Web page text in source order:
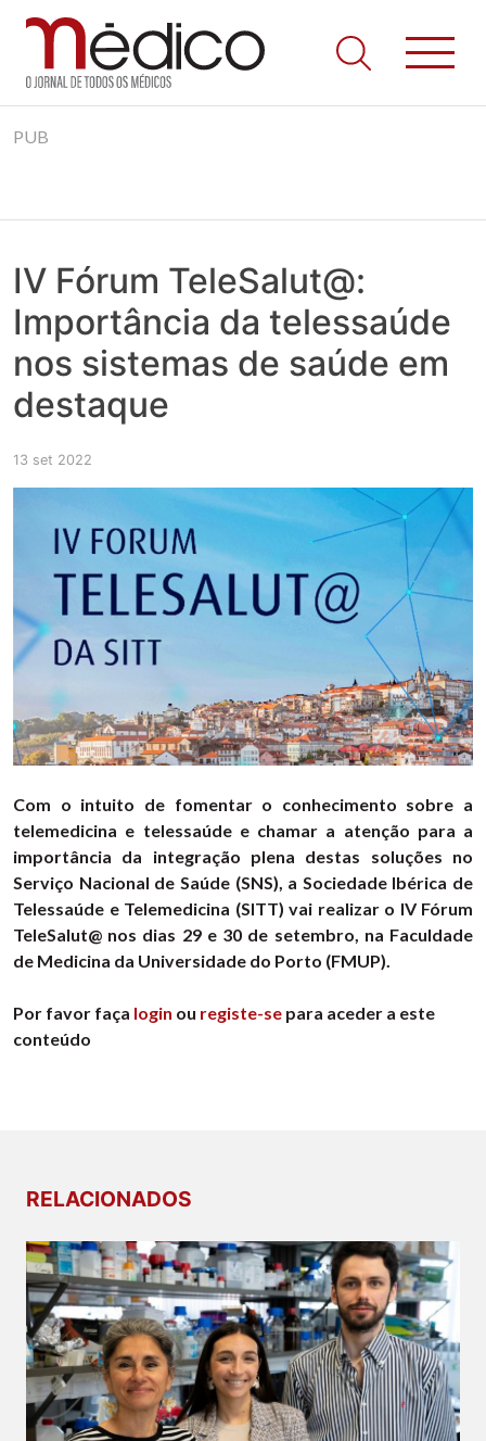
to
Jornal Médico
Médico – O Jornal de Todos os Médicos. Onde as notícias
realmente contam! Tudo o que se passa na Saúde!
PUB
IV Fórum TeleSalut@:
Importância da telessaúde
nos sistemas de saúde em
destaque
13 set 2022
Com o intuito de fomentar o conhecimento sobre a
telemedicina e telessaúde e chamar a atenção para a
importância da integração plena destas soluções no
Serviço Nacional de Saúde (SNS), a Sociedade Ibérica de
Telessaúde e Telemedicina (SITT) vai realizar o IV Fórum
TeleSalut@ nos dias 29 e 30 de setembro, na Faculdade
de Medicina da Universidade do Porto (FMUP).
Por favor faça login ou registe-se para aceder a este
conteúdo
RELACIONADOS